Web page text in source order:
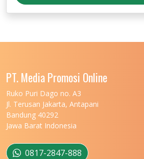
PT. Media Promosi Online
Ruko Puri Dago no. A3
Jl. Terusan Jakarta, Antapani
Bandung 40292
Jawa Barat Indonesia
0817-2847-888